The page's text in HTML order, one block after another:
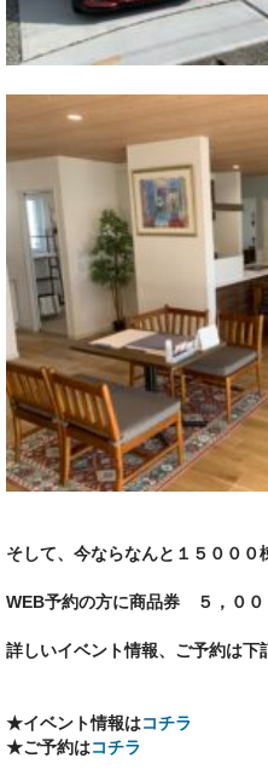
そして、今ならなんと１５０００
WEB予約の方に商品券 ５，００
詳しいイベント情報、ご予約は下
★イベント情報はコチラ
★ご予約はコチラ